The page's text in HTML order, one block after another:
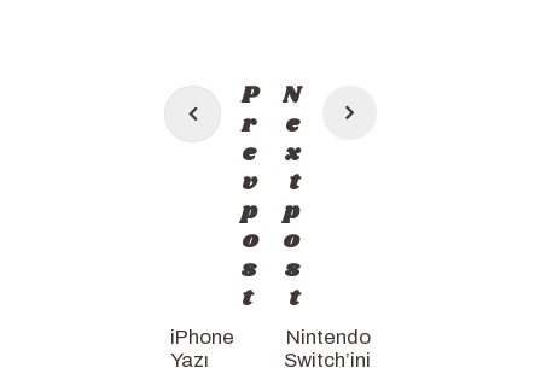
Post
navigation
P
r
e
v
p
o
s
t
iPhone
Yazı
N
e
x
t
p
o
s
t
Nintendo
Switch’ini